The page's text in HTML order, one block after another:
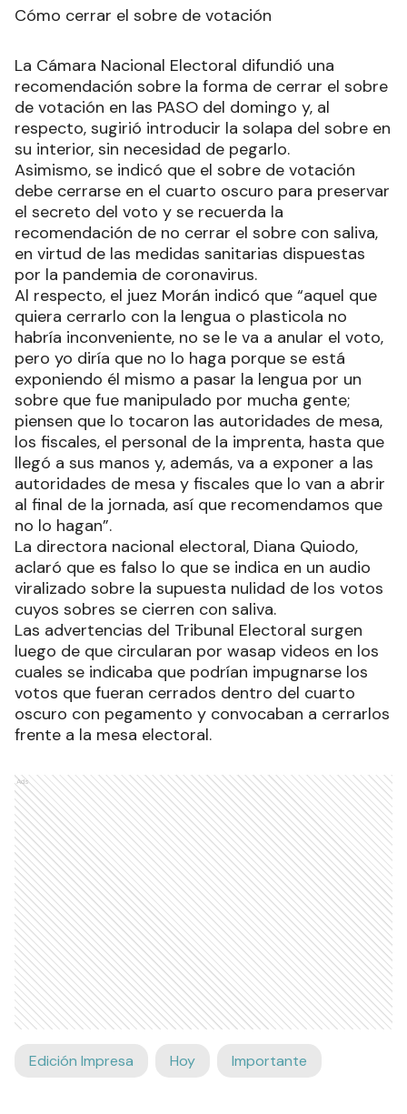
Cómo cerrar el sobre de votación
La Cámara Nacional Electoral difundió una
recomendación sobre la forma de cerrar el sobre
de votación en las PASO del domingo y, al
respecto, sugirió introducir la solapa del sobre en
su interior, sin necesidad de pegarlo.
Asimismo, se indicó que el sobre de votación
debe cerrarse en el cuarto oscuro para preservar
el secreto del voto y se recuerda la
recomendación de no cerrar el sobre con saliva,
en virtud de las medidas sanitarias dispuestas
por la pandemia de coronavirus.
Al respecto, el juez Morán indicó que “aquel que
quiera cerrarlo con la lengua o plasticola no
habría inconveniente, no se le va a anular el voto,
pero yo diría que no lo haga porque se está
exponiendo él mismo a pasar la lengua por un
sobre que fue manipulado por mucha gente;
piensen que lo tocaron las autoridades de mesa,
los fiscales, el personal de la imprenta, hasta que
llegó a sus manos y, además, va a exponer a las
autoridades de mesa y fiscales que lo van a abrir
al final de la jornada, así que recomendamos que
no lo hagan”.
La directora nacional electoral, Diana Quiodo,
aclaró que es falso lo que se indica en un audio
viralizado sobre la supuesta nulidad de los votos
cuyos sobres se cierren con saliva.
Las advertencias del Tribunal Electoral surgen
luego de que circularan por wasap videos en los
cuales se indicaba que podrían impugnarse los
votos que fueran cerrados dentro del cuarto
oscuro con pegamento y convocaban a cerrarlos
frente a la mesa electoral.
Ads
Edición Impresa Hoy Importante